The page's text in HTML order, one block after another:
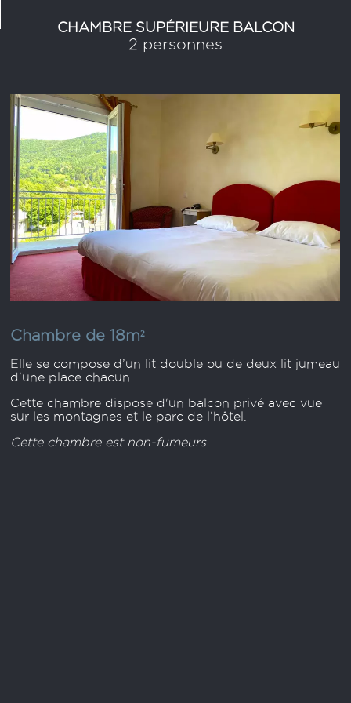
CHAMBRE SUPÉRIEURE BALCON
2 personnes
Chambre de 18m²
Elle se compose d’un lit double ou de deux lit jumeau
d’une place chacun
Cette chambre dispose d'un balcon privé avec vue
sur les montagnes et le parc de l’hôtel.
Cette chambre est non-fumeurs